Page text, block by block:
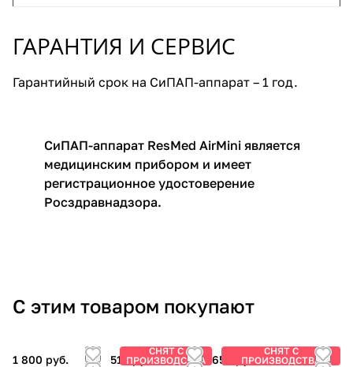
ГАРАНТИЯ И СЕРВИС
Гарантийный срок на СиПАП-аппарат – 1 год.
СиПАП-аппарат ResMed AirMini является
медицинским прибором и имеет
регистрационное удостоверение
Росздравнадзора.
С этим товаром покупают
1 800 руб.
СНЯТ С
ПРОИЗВОДСТВА
510 руб.
СНЯТ С
ПРОИЗВОДСТВА
650 руб.